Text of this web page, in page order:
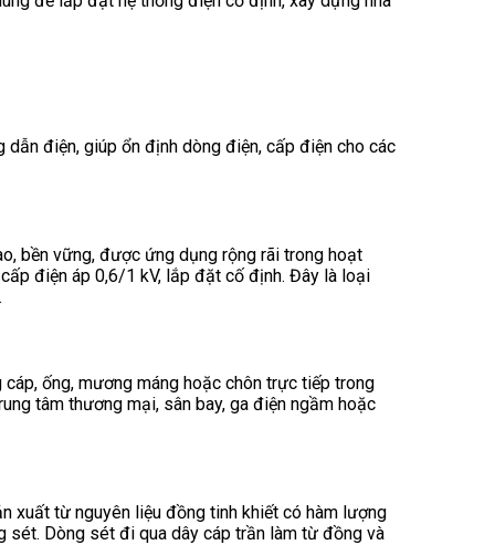
điện, giúp ổn định dòng điện, cấp điện cho các
bền vững, được ứng dụng rộng rãi trong hoạt
điện áp 0,6/1 kV, lắp đặt cố định. Đây là loại
ống, mương máng hoặc chôn trực tiếp trong
tâm thương mại, sân bay, ga điện ngầm hoặc
xuất từ nguyên liệu đồng tinh khiết có hàm lượng
sét. Dòng sét đi qua dây cáp trần làm từ đồng và